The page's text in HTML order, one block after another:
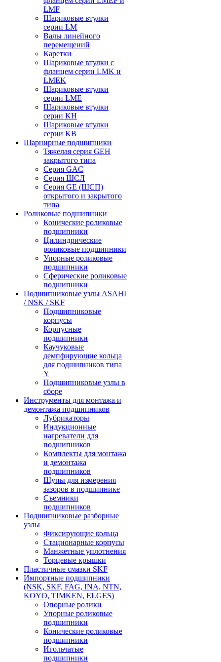
LMF
Шариковые втулки
серии LM
Валы линейного
перемещений
Каретки
Шариковые втулки с
фланцем серии LMK и
LMEK
Шариковые втулки
серии LME
Шариковые втулки
серии KH
Шариковые втулки
серии KB
Шарнирные подшипники
Тяжелая серия GEH
закрытого типа
Серия GAC
Cерия ШСЛ
Серия GE (ШСП)
открытого и закрытого
типа
Роликовые подшипники
Конические роликовые
подшипники
Цилиндрические
роликовые подшипники
Упорные роликовые
подшипники
Сферические роликовые
подшипники
Подшипниковые узлы ASAHI
/ NSK / SKF
Подшипниковые
корпусы
Корпусные
подшипники
Каучуковые
демпфирующие кольца
для подшипников типа
Y
Подшипниковые узлы в
сборе
Инструменты для монтажа и
демонтажа подшипников
Лубрикаторы
Индукционные
нагреватели для
подшипников
Комплекты для монтажа
и демонтажа
подшипников
Щупы для измерения
зазоров в подшипнике
Съемники
подшипников
Подшипниковые разборные
узлы
Фиксирующие кольца
Стационарные корпусы
Манжетные уплотнения
Торцевые крышки
Пластичные смазки SKF
Импортные подшипники
(NSK, SKF, FAG, INA, NTN,
KOYO, TIMKEN, ELGES)
Опорные ролики
Упорные роликовые
подшипники
Конические роликовые
подшипники
Игольчатые
подшипники